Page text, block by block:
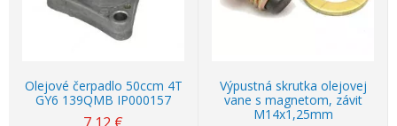
Olejové čerpadlo 50ccm 4T
GY6 139QMB IP000157
Výpustná skrutka olejovej
vane s magnetom, závit
M14x1,25mm